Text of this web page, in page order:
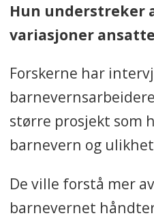
Hun understreker
variasjoner
Forskerne har
større prosjekt som
barnevern og
De ville forstå mer
barnevernet